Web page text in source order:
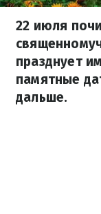
22 июля
празднует
памятные
дальше.